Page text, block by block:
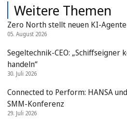
Weitere Themen
Zero North stellt neuen KI-
05. August 2026
Segeltechnik-CEO: „Schiffseigner
handeln“
30. Juli 2026
Connected to Perform: HANSA
SMM-Konferenz
29. Juli 2026